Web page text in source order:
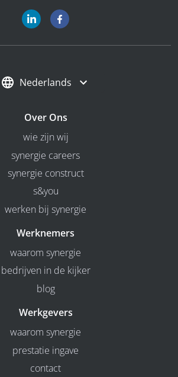
Nederlands
Over Ons
wie zijn wij
synergie careers
synergie construct
s&you
werken bij synergie
Werknemers
waarom synergie
bedrijven in de kijker
blog
Werkgevers
waarom synergie
prestatie ingave
contact